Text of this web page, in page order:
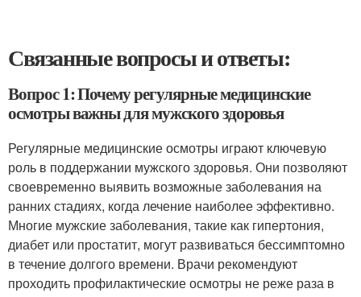
Связанные вопросы и ответы:
Вопрос 1: Почему регулярные медицинские
осмотры важны для мужского здоровья
Регулярные медицинские осмотры играют ключевую
роль в поддержании мужского здоровья. Они позволяют
своевременно выявить возможные заболевания на
ранних стадиях, когда лечение наиболее эффективно.
Многие мужские заболевания, такие как гипертония,
диабет или простатит, могут развиваться бессимптомно
в течение долгого времени. Врачи рекомендуют
проходить профилактические осмотры не реже раза в